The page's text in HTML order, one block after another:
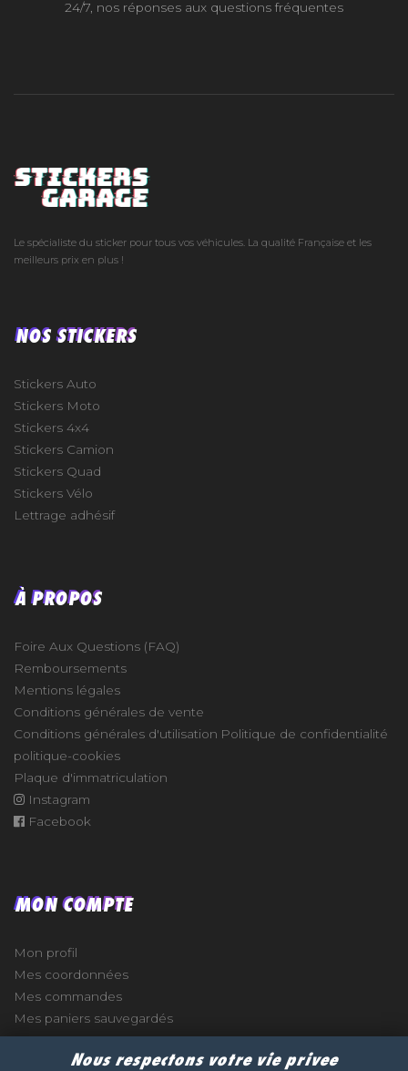
24/7, nos réponses aux questions fréquentes
Le spécialiste du sticker pour tous vos véhicules. La qualité Française et les
meilleurs prix en plus !
NOS STICKERS
Stickers Auto
Stickers Moto
Stickers 4x4
Stickers Camion
Stickers Quad
Stickers Vélo
Lettrage adhésif
À PROPOS
Foire Aux Questions (FAQ)
Remboursements
Mentions légales
Conditions générales de vente
Conditions générales d'utilisation Politique de confidentialité
politique-cookies
Plaque d'immatriculation
Instagram
Facebook
MON COMPTE
Mon profil
Mes coordonnées
Mes commandes
Mes paniers sauvegardés
Nous respectons votre vie privee